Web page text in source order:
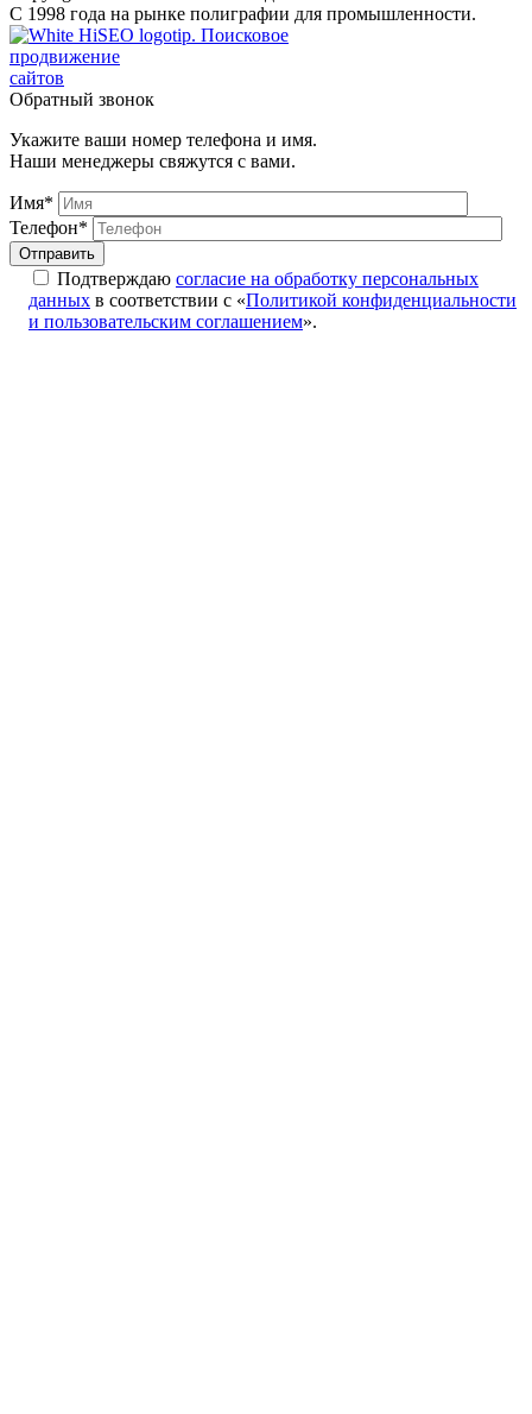
С 1998 года на рынке полиграфии для промышленности.
Поисковое
продвижение
сайтов
Обратный звонок
Укажите ваши номер телефона и имя.
Наши менеджеры свяжутся с вами.
Имя*
Телефон*
Подтверждаю согласие на обработку персональных
данных в соответствии с «Политикой конфиденциальности
и пользовательским соглашением».